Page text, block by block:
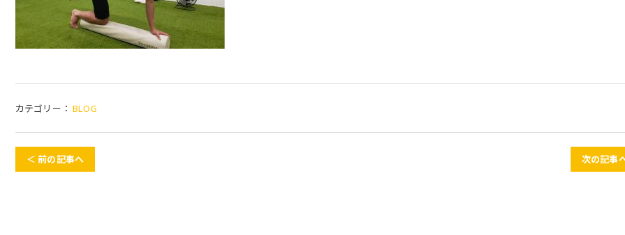
カテゴリー： BLOG
＜ 前の記事へ 次の記事